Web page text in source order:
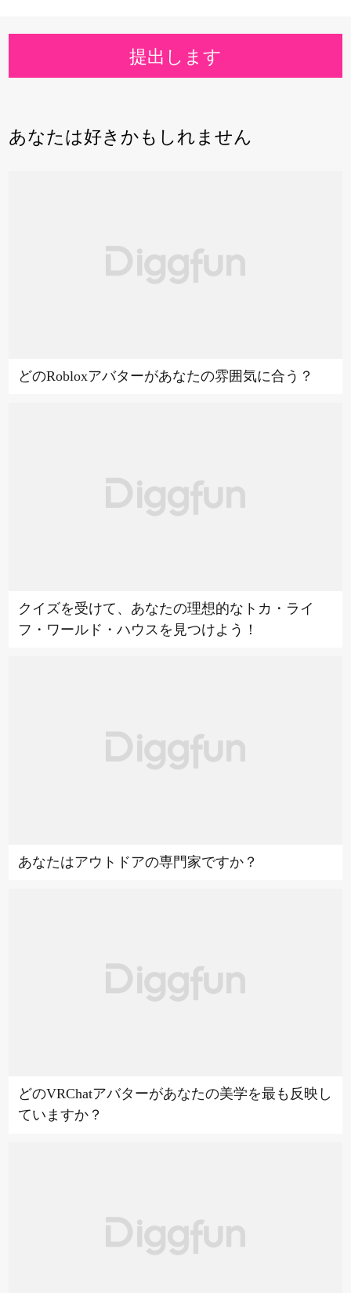
提出します
あなたは好きかもしれません
どのRobloxアバターがあなたの雰囲気に合う？
クイズを受けて、あなたの理想的なトカ・ライ
フ・ワールド・ハウスを見つけよう！
あなたはアウトドアの専門家ですか？
どのVRChatアバターがあなたの美学を最も反映し
ていますか？